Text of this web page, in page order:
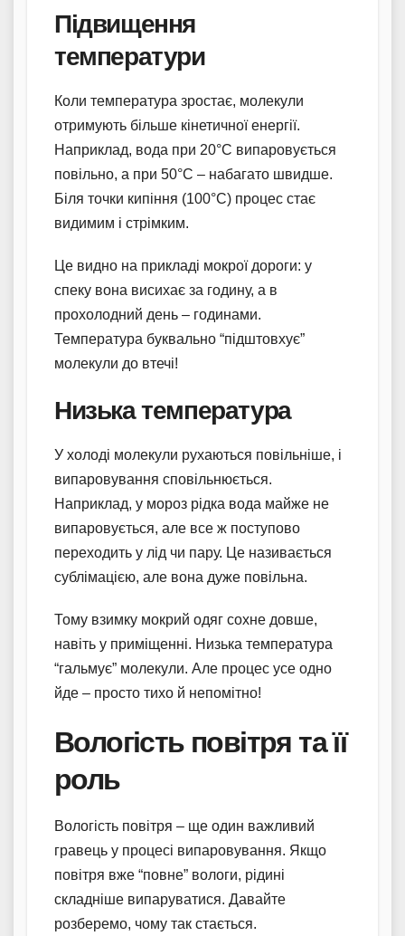
Підвищення
температури
Коли температура зростає, молекули
отримують більше кінетичної енергії.
Наприклад, вода при 20°C випаровується
повільно, а при 50°C – набагато швидше.
Біля точки кипіння (100°C) процес стає
видимим і стрімким.
Це видно на прикладі мокрої дороги: у
спеку вона висихає за годину, а в
прохолодний день – годинами.
Температура буквально “підштовхує”
молекули до втечі!
Низька температура
У холоді молекули рухаються повільніше, і
випаровування сповільнюється.
Наприклад, у мороз рідка вода майже не
випаровується, але все ж поступово
переходить у лід чи пару. Це називається
сублімацією, але вона дуже повільна.
Тому взимку мокрий одяг сохне довше,
навіть у приміщенні. Низька температура
“гальмує” молекули. Але процес усе одно
йде – просто тихо й непомітно!
Вологість повітря та її
роль
Вологість повітря – ще один важливий
гравець у процесі випаровування. Якщо
повітря вже “повне” вологи, рідині
складніше випаруватися. Давайте
розберемо, чому так стається.